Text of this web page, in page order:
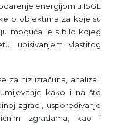
energijom u ISGE
o objektima za koje su
moguća je s bilo kojeg
upisivanjem vlastitog
za niz izračuna, analiza i
kako i na što
zgradi, uspoređivanje
zgradama, kao i